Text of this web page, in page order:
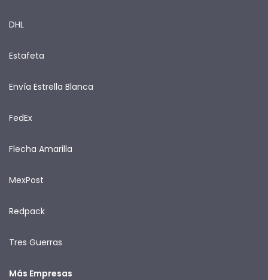
DHL
Estafeta
Envía Estrella Blanca
FedEx
Flecha Amarilla
MexPost
Redpack
Tres Guerras
Más Empresas